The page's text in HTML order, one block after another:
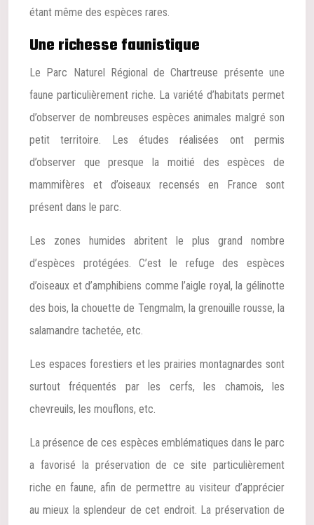
étant même des espèces rares.
Une richesse faunistique
Le Parc Naturel Régional de Chartreuse présente une
faune particulièrement riche. La variété d’habitats permet
d’observer de nombreuses espèces animales malgré son
petit territoire. Les études réalisées ont permis
d’observer que presque la moitié des espèces de
mammifères et d’oiseaux recensés en France sont
présent dans le parc.
Les zones humides abritent le plus grand nombre
d’espèces protégées. C’est le refuge des espèces
d’oiseaux et d’amphibiens comme l’aigle royal, la gélinotte
des bois, la chouette de Tengmalm, la grenouille rousse, la
salamandre tachetée, etc.
Les espaces forestiers et les prairies montagnardes sont
surtout fréquentés par les cerfs, les chamois, les
chevreuils, les mouflons, etc.
La présence de ces espèces emblématiques dans le parc
a favorisé la préservation de ce site particulièrement
riche en faune, afin de permettre au visiteur d’apprécier
au mieux la splendeur de cet endroit. La préservation de